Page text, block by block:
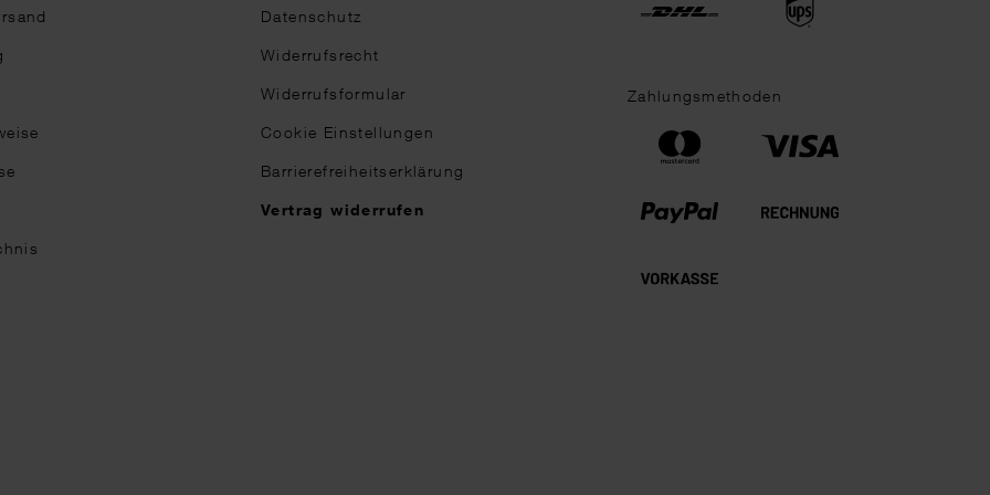
Datenschutz
Widerrufsrecht
Widerrufsformular
Cookie Einstellungen
Barrierefreiheitserklärung
Vertrag widerrufen
Zahlungsmethoden